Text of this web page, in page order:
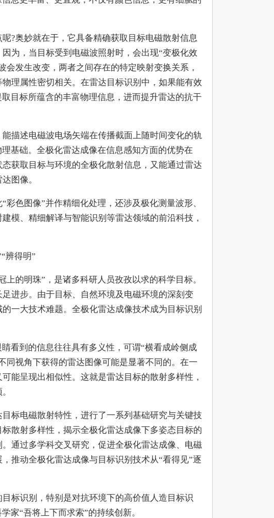
奥妙就在于，它具备精确获取目标电磁散射信息
为，当目标受到电磁波照射时，会出现“变极化效
会发生改变，两者之间存在的特定映射变换关系，
理属性密切相关。在雷达目标识别中，如果能有效
目标所蕴含的丰富物理信息，进而提升雷达的抗干
述电磁波电场矢端在传播截面上随时间变化的轨
基础。全极化雷达成像在信息感知方面的优势在
获取目标与环境的全极化散射信息，又能通过雷达
图像。
色图像”并作精细化处理，还涉及极化测量波形、
模、精细解译与智能识别等雷达领域的前沿科技，
辨得明”
的明珠”，是诸多科研人员孜孜以求的科学目标。
进步。由于目标、自然环境及电磁环境的深刻变
一大技术难题。全极化雷达成像技术成为目标识别
到的信息往往具有多义性，可谓“横看成岭侧成
同视角下获得的雷达图像可能是显著不同的。在一
能呈现出相似性。这就是雷达目标的散射多样性，
电磁散射特性，进行了一系列基础研究与关键技
散射多样性，揭示全极化雷达成像下多姿态目标的
通过多学科交叉研究，促进全极化雷达成像、电磁
推动全极化雷达成像与目标识别技术从“看得见”逐
识别，特别是对抗环境下的高价值人造目标识
家“吾将上下而求索”的持续创新。